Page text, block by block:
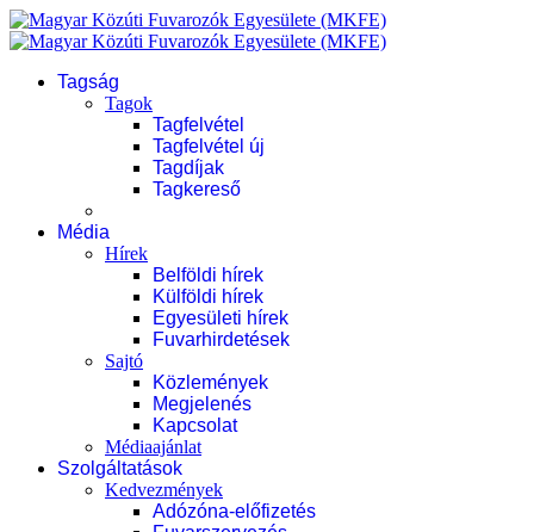
Tagság
Tagok
Tagfelvétel
Tagfelvétel új
Tagdíjak
Tagkereső
Média
Hírek
Belföldi hírek
Külföldi hírek
Egyesületi hírek
Fuvarhirdetések
Sajtó
Közlemények
Megjelenés
Kapcsolat
Médiaajánlat
Szolgáltatások
Kedvezmények
Adózóna-előfizetés